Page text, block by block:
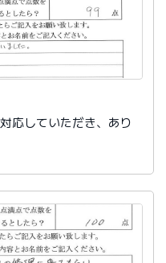
応していただき、あり